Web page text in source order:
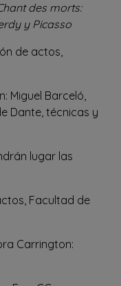
des morts:
y Picasso
de actos,
Miguel Barceló,
Dante, técnicas y
lugar las
Facultad de
Carrington: